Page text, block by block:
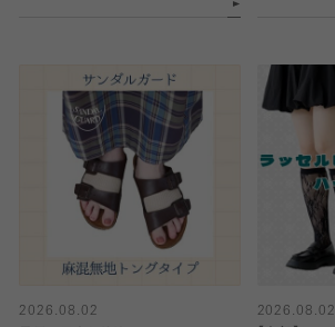
2026.08.02
2026.08.02